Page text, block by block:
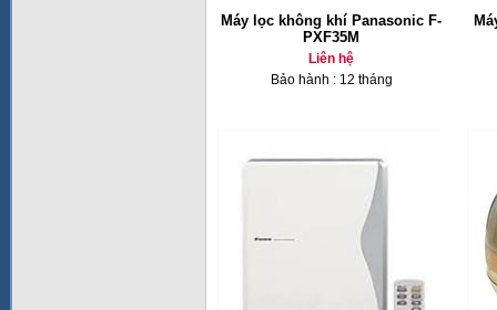
Máy lọc không khí Panasonic F-
PXF35M
Liên hệ
Bảo hành : 12 tháng